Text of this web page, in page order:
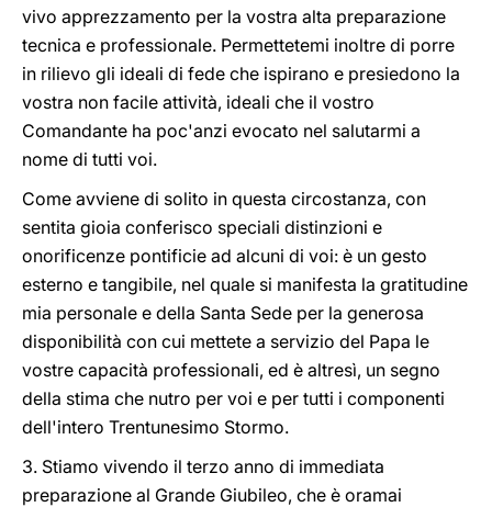
vivo apprezzamento per la vostra alta preparazione
tecnica e professionale. Permettetemi inoltre di porre
in rilievo gli ideali di fede che ispirano e presiedono la
vostra non facile attività, ideali che il vostro
Comandante ha poc'anzi evocato nel salutarmi a
nome di tutti voi.
Come avviene di solito in questa circostanza, con
sentita gioia conferisco speciali distinzioni e
onorificenze pontificie ad alcuni di voi: è un gesto
esterno e tangibile, nel quale si manifesta la gratitudine
mia personale e della Santa Sede per la generosa
disponibilità con cui mettete a servizio del Papa le
vostre capacità professionali, ed è altresì, un segno
della stima che nutro per voi e per tutti i componenti
dell'intero Trentunesimo Stormo.
3. Stiamo vivendo il terzo anno di immediata
preparazione al Grande Giubileo, che è oramai